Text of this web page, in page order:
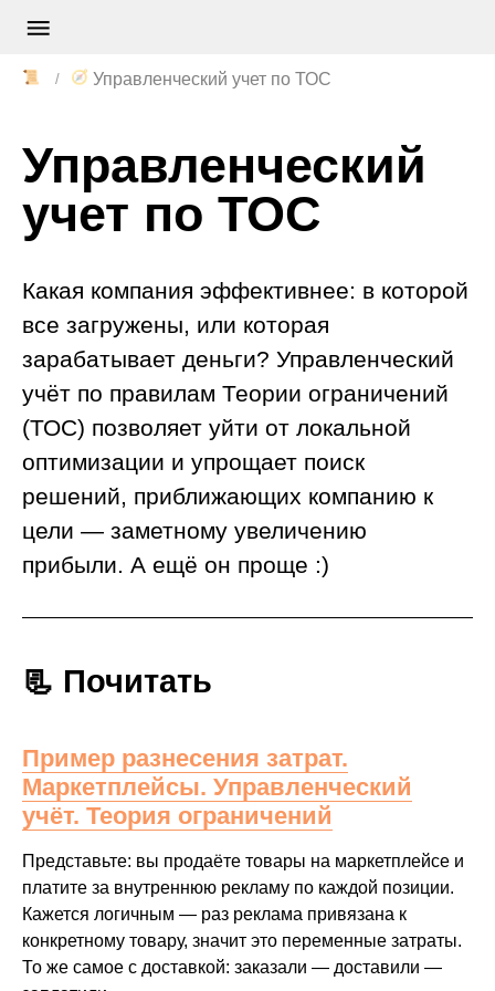
📜 🧭 Управленческий учет по ТОС
Управленческий
учет по ТОС
Какая компания эффективнее: в которой
все загружены, или которая
зарабатывает деньги? Управленческий
учёт по правилам Теории ограничений
(ТОС) позволяет уйти от локальной
оптимизации и упрощает поиск
решений, приближающих компанию к
цели — заметному увеличению
прибыли. А ещё он проще :)
📃 Почитать
Пример разнесения затрат.
Маркетплейсы. Управленческий
учёт. Теория ограничений
Представьте: вы продаёте товары на маркетплейсе и
платите за внутреннюю рекламу по каждой позиции.
Кажется логичным — раз реклама привязана к
конкретному товару, значит это переменные затраты.
То же самое с доставкой: заказали — доставили —